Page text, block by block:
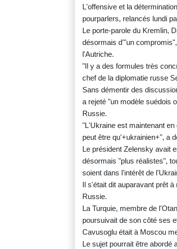
L'offensive et la
pourparlers, relancés lundi
Le porte-parole du Kremlin,
désormais d'"un
l'Autriche.
"Il y a des formules très
chef de la diplomatie russe
Sans démentir des
a rejeté "un modèle suédois
Russie.
"L'Ukraine est maintenant
peut être qu'+ukrainien+", a
Le président Zelensky avait
désormais "plus réalistes",
soient dans l'intérêt de
Il s'était dit auparavant prêt
Russie.
La Turquie, membre de
poursuivait de son côté ses
Cavusoglu était à Moscou
Le sujet pourrait être abordé